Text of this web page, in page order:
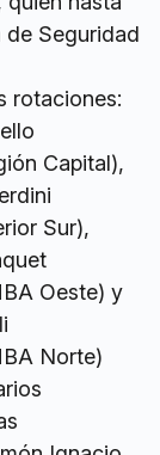
de Seguridad
rotaciones:
Capital),
Sur),
Oeste) y
Norte)